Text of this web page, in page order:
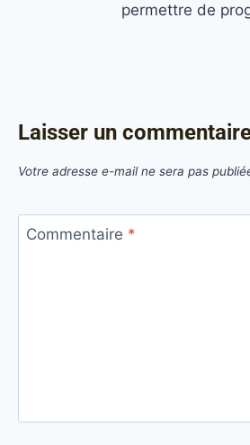
permettre de
Laisser un
Votre adresse e-mail ne sera pas
Commentaire *